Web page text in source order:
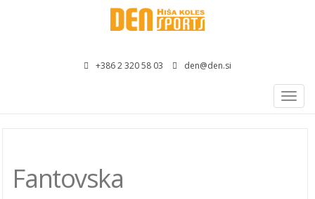
+386 2 320 58 03 den@den.si
Fantovska